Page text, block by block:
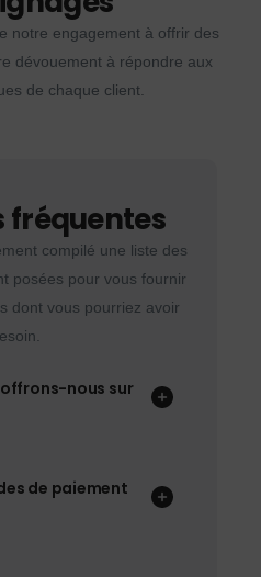
notre engagement à offrir des
dévouement à répondre aux
de chaque client.
fréquentes
compilé une liste des
posées pour vous fournir
dont vous pourriez avoir
nous sur
de paiement